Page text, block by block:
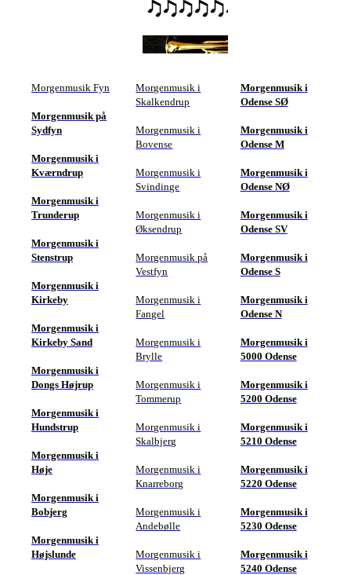
Morgenmusik Fyn
Morgenmusik på
Sydfyn
Morgenmusik i
Kværndrup
Morgenmusik i
Trunderup
Morgenmusik i
Stenstrup
Morgenmusik i
Kirkeby
Morgenmusik i
Kirkeby Sand
Morgenmusik i
Dongs Højrup
Morgenmusik i
Hundstrup
Morgenmusik i
Høje
Morgenmusik i
Bobjerg
Morgenmusik i
Højslunde
Morgenmusik i
Skalkendrup
Morgenmusik i
Bovense
Morgenmusik i
Svindinge
Morgenmusik i
Øksendrup
Morgenmusik på
Vestfyn
Morgenmusik i
Fangel
Morgenmusik i
Brylle
Morgenmusik i
Tommerup
Morgenmusik i
Skalbjerg
Morgenmusik i
Knarreborg
Morgenmusik i
Andebølle
Morgenmusik i
Vissenbjerg
Morgenmusik i
Odense SØ
Morgenmusik i
Odense M
Morgenmusik i
Odense NØ
Morgenmusik i
Odense SV
Morgenmusik i
Odense S
Morgenmusik i
Odense N
Morgenmusik i
5000 Odense
Morgenmusik i
5200 Odense
Morgenmusik i
5210 Odense
Morgenmusik i
5220 Odense
Morgenmusik i
5230 Odense
Morgenmusik i
5240 Odense